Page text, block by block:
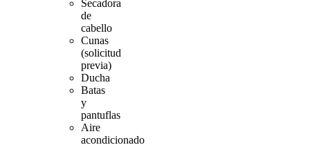
Secadora
de
cabello
Cunas
(solicitud
previa)
Ducha
Batas
y
pantuflas
Aire
acondicionado